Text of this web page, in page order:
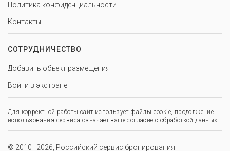
Политика конфиденциальности
Контакты
СОТРУДНИЧЕСТВО
Добавить объект размещения
Войти в экстранет
Для корректной работы сайт использует файлы cookie, продолжение
использования сервиса означает ваше согласие с обработкой данных.
© 2010–2026, Российский сервис бронирования